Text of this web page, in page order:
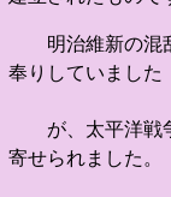
明治維新の混乱
奉りしていました
が、太平洋戦
寄せられました。